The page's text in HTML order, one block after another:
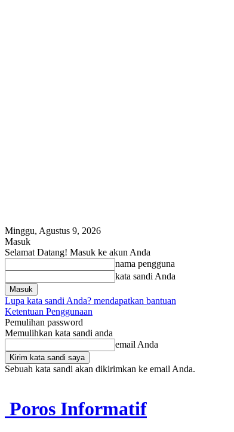
Minggu, Agustus 9, 2026
Masuk
Selamat Datang! Masuk ke akun Anda
nama pengguna
kata sandi Anda
Lupa kata sandi Anda? mendapatkan bantuan
Ketentuan Penggunaan
Pemulihan password
Memulihkan kata sandi anda
email Anda
Sebuah kata sandi akan dikirimkan ke email Anda.
Poros Informatif